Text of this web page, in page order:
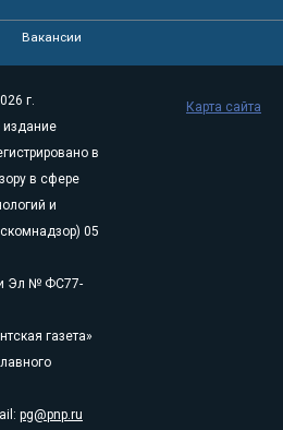
Вакансии
г.
издание
в
в сфере
и
05
Эл № ФС77-
газета»
pg@pnp.ru
Карта сайта